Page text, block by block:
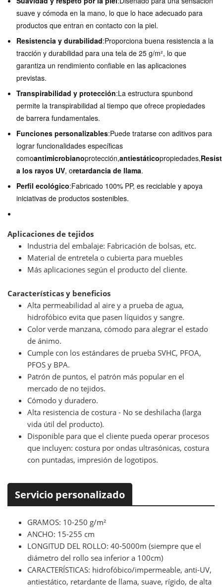
suave y cómoda en la mano, lo que lo hace adecuado para
productos que entran en contacto con la piel.
Resistencia y durabilidad:Proporciona buena resistencia a la
tracción y durabilidad para una tela de 25 g/m², lo que
garantiza un rendimiento confiable en las aplicaciones
previstas.
Transpirabilidad y protección:La estructura spunbond
permite la transpirabilidad al tiempo que ofrece propiedades
de barrera fundamentales.
Funciones personalizables:Puede tratarse con aditivos para
lograr funcionalidades específicas
comoantimicrobianoprotección,antiestáticopropiedades,
a los rayos UV, oretardancia de llama.
Perfil ecológico:Fabricado 100% PP, es reciclable y apoya
iniciativas de productos sostenibles.
Aplicaciones de tejidos
Industria del embalaje: Fabricación de bolsas, etc.
Material de entretela o cubierta para muebles
Más aplicaciones según el producto del cliente.
Características y beneficios
Alta permeabilidad al aire y a prueba de agua,
hidrofóbico evita que pasen líquidos y sangre.
Color verde manzana, cómodo para alegrar el estado
de ánimo.
Cumple con los estándares de prueba SVHC, PFOA,
PFOS y BPA.
Patrón de puntos, el patrón más popular en el
mercado de no tejidos.
Cómodo y duradero.
Alta resistencia de costura - No se deshilacha (larga
vida útil del producto).
Disponible para que el cliente pueda operar procesos
que incluyen: costura por ondas ultrasónicas, costura
con puntadas, impresión de logotipos.
Servicio personalizado
GRAMOS: 10-250 g/m²
ANCHO: 15-255 cm
LONGITUD DEL ROLLO: 40-5000m (siempre que el
diámetro del rollo sea inferior a 100cm)
CARACTERÍSTICAS: hidrofóbico/impermeable, anti-UV,
antiestático, retardante de llama, suave, rígido, de alta